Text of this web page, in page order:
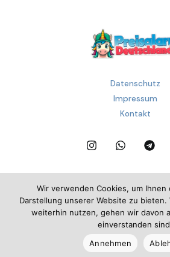
Datenschutz
Impressum
Kontakt
E&G Klasse – Preisalarm
Copyright © 2026
Erstellt von RP.Studio
Wir verwenden Cookies, um Ihnen
Darstellung unserer Website zu bieten.
weiterhin nutzen, gehen wir davon
einverstanden
Annehmen